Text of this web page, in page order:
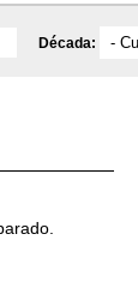
Década: